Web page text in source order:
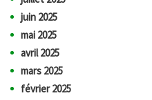
juin 2025
mai 2025
avril 2025
mars 2025
février 2025